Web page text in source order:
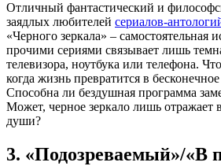
Отличный фантастический и
заядлых любителей сериалов-
«Черного зеркала» – самостоятельная
прочими сериями связывает лишь
телевизора, ноутбука или телефона.
когда жизнь превратится в
Способна ли бездушная программа
Может, черное зеркало лишь отражает
души?
3. «Подозреваемый»/«В